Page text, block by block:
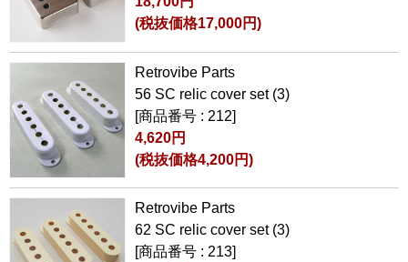
(税抜価格17,000円)
Retrovibe Parts
56 SC relic cover set (3)
[商品番号 : 212]
4,620円
(税抜価格4,200円)
Retrovibe Parts
62 SC relic cover set (3)
[商品番号 : 213]